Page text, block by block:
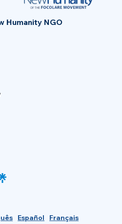
Humanity NGO
Español Français